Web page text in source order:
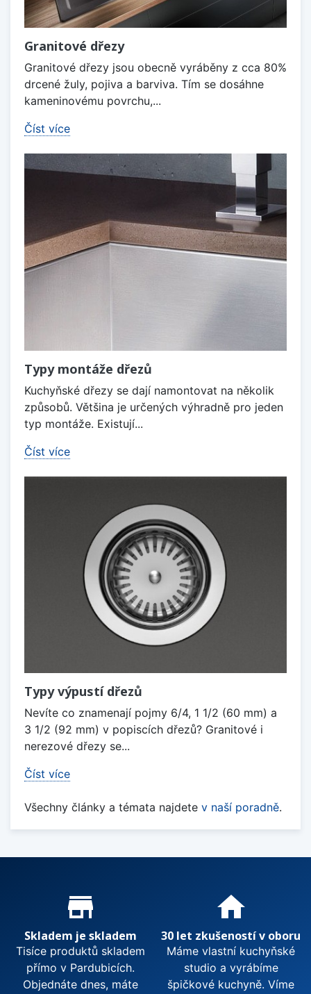
Granitové dřezy
Granitové dřezy jsou obecně vyráběny z cca 80%
drcené žuly, pojiva a barviva. Tím se dosáhne
kameninovému povrchu,...
Číst více
Typy montáže dřezů
Kuchyňské dřezy se dají namontovat na několik
způsobů. Většina je určených výhradně pro jeden
typ montáže. Existují...
Číst více
Typy výpustí dřezů
Nevíte co znamenají pojmy 6/4, 1 1/2 (60 mm) a
3 1/2 (92 mm) v popiscích dřezů? Granitové i
nerezové dřezy se...
Číst více
Všechny články a témata najdete v naší poradně.
Proč nakupovat u nás?
store_mall_directory
Skladem je skladem
Tisíce produktů skladem
přímo v Pardubicích.
Objednáte dnes, máte
home
30 let zkušeností v oboru
Máme vlastní kuchyňské
studio a vyrábíme
špičkové kuchyně. Víme